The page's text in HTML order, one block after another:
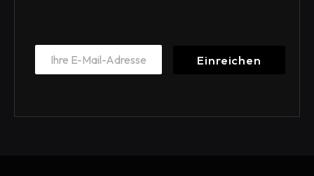
*
E
a
*
Einreichen